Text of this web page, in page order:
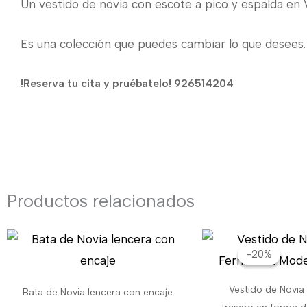
Un vestido de novia con escote a pico y espalda en
Es una colección que puedes cambiar lo que desees.
!Reserva tu cita y pruébatelo! 926514204
Productos relacionados
Bata de Novia lencera con encaje
-20%
-20%
Vestido de
El